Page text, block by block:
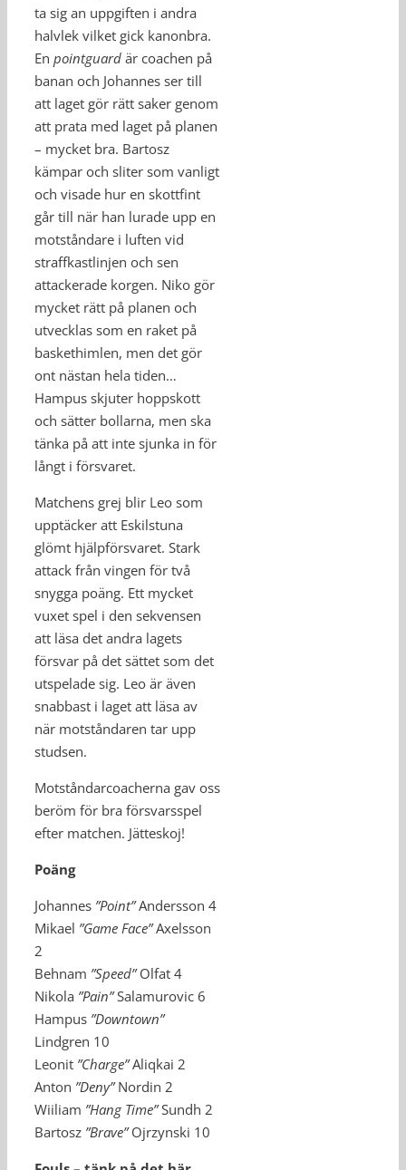
ta sig an uppgiften i andra
halvlek vilket gick kanonbra.
En pointguard är coachen på
banan och Johannes ser till
att laget gör rätt saker genom
att prata med laget på planen
– mycket bra. Bartosz
kämpar och sliter som vanligt
och visade hur en skottfint
går till när han lurade upp en
motståndare i luften vid
straffkastlinjen och sen
attackerade korgen. Niko gör
mycket rätt på planen och
utvecklas som en raket på
baskethimlen, men det gör
ont nästan hela tiden…
Hampus skjuter hoppskott
och sätter bollarna, men ska
tänka på att inte sjunka in för
långt i försvaret.
Matchens grej blir Leo som
upptäcker att Eskilstuna
glömt hjälpförsvaret. Stark
attack från vingen för två
snygga poäng. Ett mycket
vuxet spel i den sekvensen
att läsa det andra lagets
försvar på det sättet som det
utspelade sig. Leo är även
snabbast i laget att läsa av
när motståndaren tar upp
studsen.
Motståndarcoacherna gav oss
beröm för bra försvarsspel
efter matchen. Jätteskoj!
Poäng
Johannes ”Point”Andersson 4
Mikael ”Game Face”Axelsson
2
Behnam ”Speed”Olfat 4
Nikola ”Pain”Salamurovic 6
Hampus ”Downtown”
Lindgren 10
Leonit ”Charge”Aliqkai 2
Anton ”Deny”Nordin 2
Wiiliam ”Hang Time”Sundh 2
Bartosz ”Brave”Ojrzynski 10